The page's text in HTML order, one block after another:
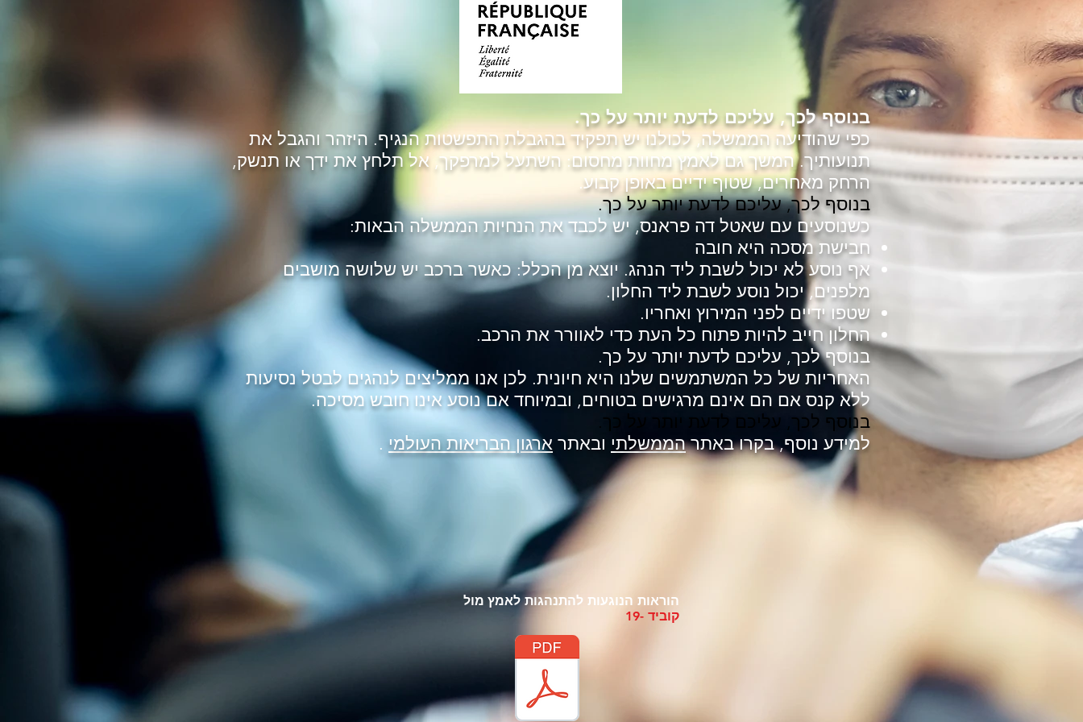
בנוסף לכך, עליכם לדעת יותר על כך.
כפי שהודיעה הממשלה, לכולנו יש תפקיד בהגבלת התפשטות הנגיף. היזהר והגבל את
תנועותיך. המשך גם לאמץ מחוות מחסום: השתעל למרפקך, אל תלחץ את ידך או תנשק,
הרחק מאחרים, שטוף ידיים באופן קבוע.
בנוסף לכך, עליכם לדעת יותר על כך.
כשנוסעים עם שאטל דה פראנס, יש לכבד את הנחיות הממשלה הבאות:
חבישת מסכה היא חובה
אף נוסע לא יכול לשבת ליד הנהג. יוצא מן הכלל: כאשר ברכב יש שלושה מושבים
מלפנים, יכול נוסע לשבת ליד החלון.
שטפו ידיים לפני המירוץ ואחריו.
החלון חייב להיות פתוח כל העת כדי לאוורר את הרכב.
בנוסף לכך, עליכם לדעת יותר על כך.
האחריות של כל המשתמשים שלנו היא חיונית. לכן אנו ממליצים לנהגים לבטל נסיעות
ללא קנס אם הם אינם מרגישים בטוחים, ובמיוחד אם נוסע אינו חובש מסיכה.
בנוסף לכך, עליכם לדעת יותר על כך.
למידע נוסף, בקרו באתרהממשלתי ובאתר ארגון הבריאות העולמי .
הוראות הנוגעות להתנהגות לאמץ מול
קוביד -19